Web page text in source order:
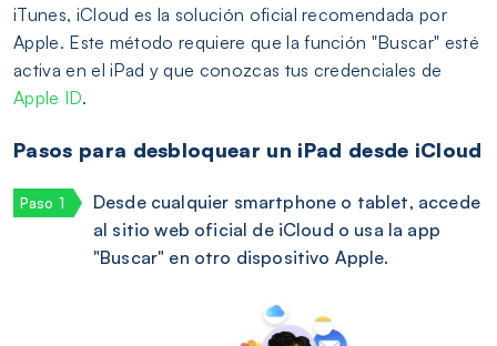
iTunes, iCloud es la solución oficial recomendada por
Apple. Este método requiere que la función "Buscar" esté
activa en el iPad y que conozcas tus credenciales de
Apple ID.
Pasos para desbloquear un iPad desde iCloud
Desde cualquier smartphone o tablet, accede
al sitio web oficial de iCloud o usa la app
"Buscar" en otro dispositivo Apple.